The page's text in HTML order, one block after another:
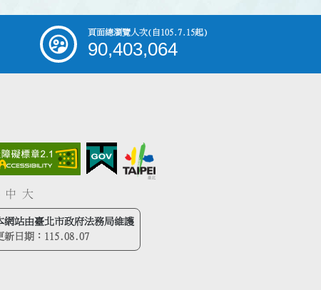
頁面總瀏覽人次(自105.7.15起)
90,403,064
中 大
網站由臺北市政府法務局維護
新日期： 115.08.07